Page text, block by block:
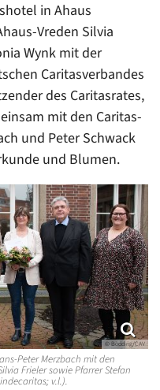
in Ahaus
Vreden Silvia
Wynk mit der
Caritasverbandes
des Caritasrates,
mit den Caritas-
und Peter Schwack
und Blumen.
© Bödding/CAV
Peter Merzbach mit den
Frieler sowie Pfarrer Stefan
v.l.).